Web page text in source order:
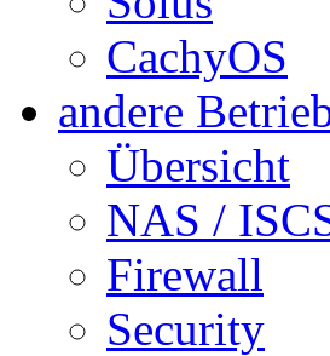
CachyOS
andere
Übersicht
NAS /
Firewall
Security